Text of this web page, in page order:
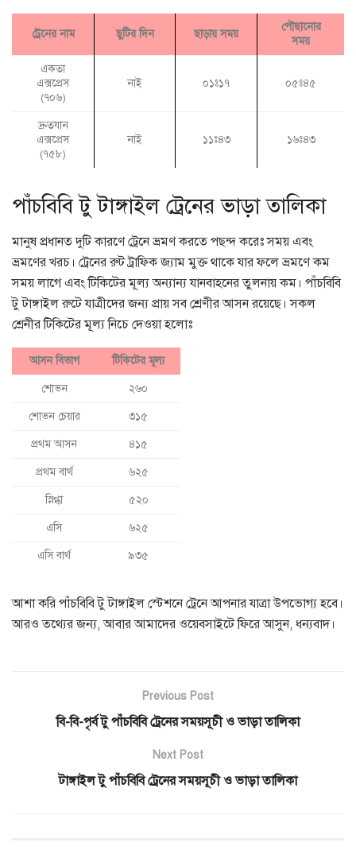
ট্রেনের নাম ছুটির দিন ছাড়ায় সময়
পৌছানোর
সময়
একতা
এক্সপ্রেস
(৭০৬)
নাই ০১ঃ১৭ ০৫ঃ৪৫
দ্রুতযান
এক্সপ্রেস
(৭৫৮)
নাই ১১ঃ৪৩ ১৬ঃ৪৩
পাঁচবিবি টু টাঙ্গাইল ট্রেনের ভাড়া তালিকা
মানুষ প্রধানত দুটি কারণে ট্রেনে ভ্রমণ করতে পছন্দ করেঃ সময় এবং
ভ্রমণের খরচ। ট্রেনের রুট ট্রাফিক জ্যাম মুক্ত থাকে যার ফলে ভ্রমণে কম
সময় লাগে এবং টিকিটের মূল্য অন্যান্য যানবাহনের তুলনায় কম। পাঁচবিবি
টু টাঙ্গাইল রুটে যাত্রীদের জন্য প্রায় সব শ্রেণীর আসন রয়েছে। সকল
শ্রেনীর টিকিটের মূল্য নিচে দেওয়া হলোঃ
আসন বিভাগ টিকিটের মূল্য
শোভন ২৬০
শোভন চেয়ার ৩১৫
প্রথম আসন ৪১৫
প্রথম বার্থ ৬২৫
স্নিগ্ধা ৫২০
এসি ৬২৫
এসি বার্থ ৯৩৫
আশা করি পাঁচবিবি টু টাঙ্গাইল স্টেশনে ট্রেনে আপনার যাত্রা উপভোগ্য হবে।
আরও তথ্যের জন্য, আবার আমাদের ওয়েবসাইটে ফিরে আসুন, ধন্যবাদ।
Previous Post
বি-বি-পৃর্ব টু পাঁচবিবি ট্রেনের সময়সূচী ও ভাড়া তালিকা
Next Post
টাঙ্গাইল টু পাঁচবিবি ট্রেনের সময়সূচী ও ভাড়া তালিকা